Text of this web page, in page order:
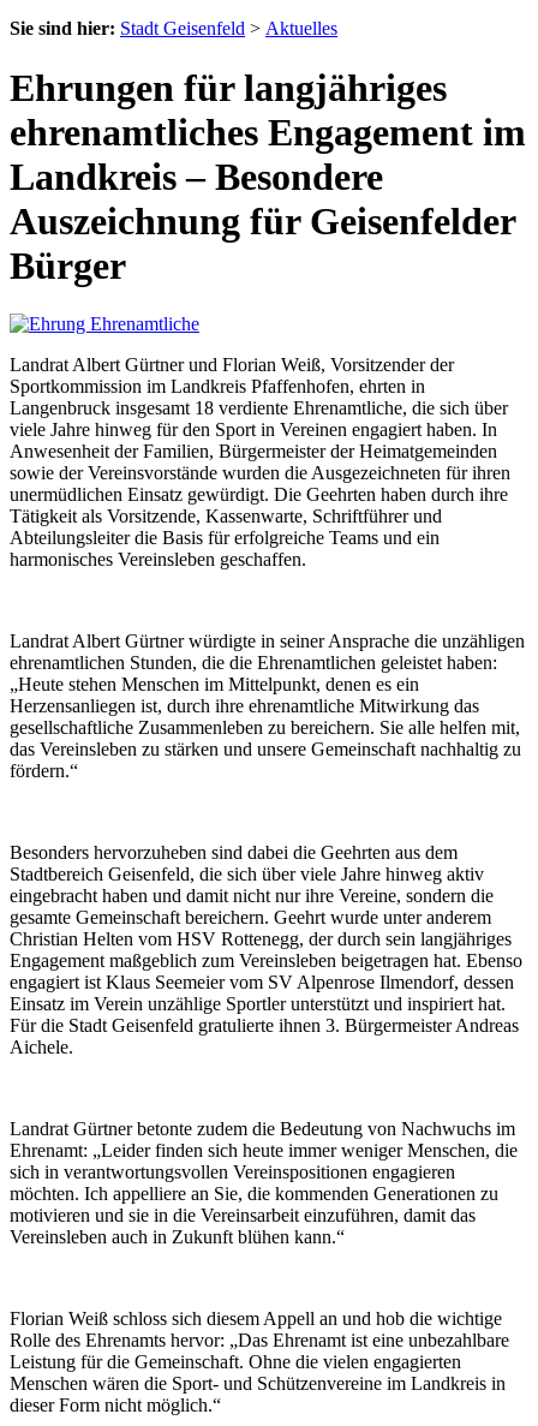
Sie sind hier: Stadt Geisenfeld > Aktuelles
Ehrungen für langjähriges
ehrenamtliches Engagement im
Landkreis – Besondere
Auszeichnung für Geisenfelder
Bürger
Landrat Albert Gürtner und Florian Weiß, Vorsitzender der
Sportkommission im Landkreis Pfaffenhofen, ehrten in
Langenbruck insgesamt 18 verdiente Ehrenamtliche, die sich über
viele Jahre hinweg für den Sport in Vereinen engagiert haben. In
Anwesenheit der Familien, Bürgermeister der Heimatgemeinden
sowie der Vereinsvorstände wurden die Ausgezeichneten für ihren
unermüdlichen Einsatz gewürdigt. Die Geehrten haben durch ihre
Tätigkeit als Vorsitzende, Kassenwarte, Schriftführer und
Abteilungsleiter die Basis für erfolgreiche Teams und ein
harmonisches Vereinsleben geschaffen.
Landrat Albert Gürtner würdigte in seiner Ansprache die unzähligen
ehrenamtlichen Stunden, die die Ehrenamtlichen geleistet haben:
„Heute stehen Menschen im Mittelpunkt, denen es ein
Herzensanliegen ist, durch ihre ehrenamtliche Mitwirkung das
gesellschaftliche Zusammenleben zu bereichern. Sie alle helfen mit,
das Vereinsleben zu stärken und unsere Gemeinschaft nachhaltig zu
fördern.“
Besonders hervorzuheben sind dabei die Geehrten aus dem
Stadtbereich Geisenfeld, die sich über viele Jahre hinweg aktiv
eingebracht haben und damit nicht nur ihre Vereine, sondern die
gesamte Gemeinschaft bereichern. Geehrt wurde unter anderem
Christian Helten vom HSV Rottenegg, der durch sein langjähriges
Engagement maßgeblich zum Vereinsleben beigetragen hat. Ebenso
engagiert ist Klaus Seemeier vom SV Alpenrose Ilmendorf, dessen
Einsatz im Verein unzählige Sportler unterstützt und inspiriert hat.
Für die Stadt Geisenfeld gratulierte ihnen 3. Bürgermeister Andreas
Aichele.
Landrat Gürtner betonte zudem die Bedeutung von Nachwuchs im
Ehrenamt: „Leider finden sich heute immer weniger Menschen, die
sich in verantwortungsvollen Vereinspositionen engagieren
möchten. Ich appelliere an Sie, die kommenden Generationen zu
motivieren und sie in die Vereinsarbeit einzuführen, damit das
Vereinsleben auch in Zukunft blühen kann.“
Florian Weiß schloss sich diesem Appell an und hob die wichtige
Rolle des Ehrenamts hervor: „Das Ehrenamt ist eine unbezahlbare
Leistung für die Gemeinschaft. Ohne die vielen engagierten
Menschen wären die Sport- und Schützenvereine im Landkreis in
dieser Form nicht möglich.“